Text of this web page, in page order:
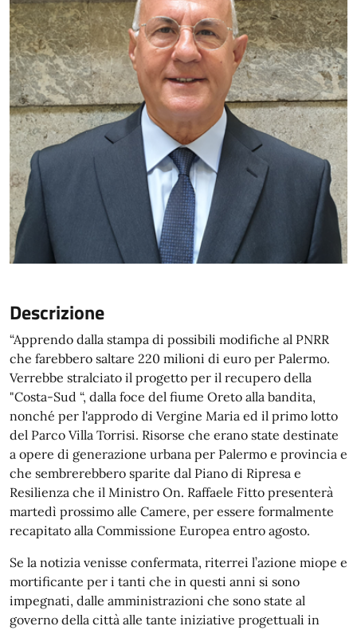
Descrizione
“Apprendo dalla stampa di possibili modifiche al PNRR
che farebbero saltare 220 milioni di euro per Palermo.
Verrebbe stralciato il progetto per il recupero della
"Costa-Sud “, dalla foce del fiume Oreto alla bandita,
nonché per l'approdo di Vergine Maria ed il primo lotto
del Parco Villa Torrisi. Risorse che erano state destinate
a opere di generazione urbana per Palermo e provincia e
che sembrerebbero sparite dal Piano di Ripresa e
Resilienza che il Ministro On. Raffaele Fitto presenterà
martedì prossimo alle Camere, per essere formalmente
recapitato alla Commissione Europea entro agosto.
Se la notizia venisse confermata, riterrei l’azione miope e
mortificante per i tanti che in questi anni si sono
impegnati, dalle amministrazioni che sono state al
governo della città alle tante iniziative progettuali in